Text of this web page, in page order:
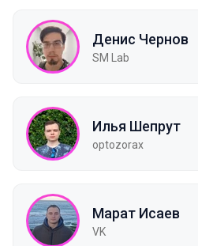
Денис Чернов
SM Lab
Илья Шепрут
optozorax
Марат Исаев
VK